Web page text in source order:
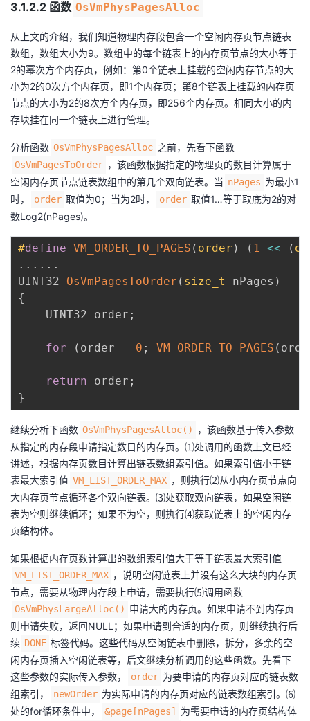
3.1.2.2 函数 OsVmPhysPagesAlloc
从上文的介绍，我们知道物理内存段包含一个空闲内存页节点链表
数组，数组大小为9。数组中的每个链表上的内存页节点的大小等于
2的幂次方个内存页，例如：第0个链表上挂载的空闲内存节点的大
小为2的0次方个内存页，即1个内存页；第8个链表上挂载的内存页
节点的大小为2的8次方个内存页，即256个内存页。相同大小的内
存块挂在同一个链表上进行管理。
分析函数 OsVmPhysPagesAlloc 之前，先看下函数
OsVmPagesToOrder ，该函数根据指定的物理页的数目计算属于
空闲内存页节点链表数组中的第几个双向链表。当 nPages 为最小1
时，
order 取值为0；当为2时， order 取值1…等于取底为2的对
数Log2(nPages)。
#define VM_ORDER_TO_PAGES ( order ) ( 1 << (
. . . . . .
UINT32 OsVmPagesToOrder ( size_t nPages )
{
    UINT32 order
;
for ( order = 0 ; VM_ORDER_TO_PAGES (
return order ;
}
继续分析下函数 OsVmPhysPagesAlloc()
，该函数基于传入参数
从指定的内存段申请指定数目的内存页。⑴处调用的函数上文已经
讲述，根据内存页数目计算出链表数组索引值。如果索引值小于链
表最大索引值 VM_LIST_ORDER_MAX ，则执行⑵从小内存页节点向
大内存页节点循环各个双向链表。⑶处获取双向链表，如果空闲链
表为空则继续循环；如果不为空，则执行⑷获取链表上的空闲内存
页结构体。
如果根据内存页数计算出的数组索引值大于等于链表最大索引值
VM_LIST_ORDER_MAX ，说明空闲链表上并没有这么大块的内存页
节点，需要从物理内存段上申请，需要执行⑸调用函数
OsVmPhysLargeAlloc() 申请大的内存页。如果申请不到内存页
则申请失败，返回NULL；如果申请到合适的内存页，则继续执行后
续 DONE 标签代码。这些代码从空闲链表中删除，拆分，多余的空
闲内存页插入空闲链表等，后文继续分析调用的这些函数。先看下
这些参数的实际传入参数，
order 为要申请的内存页对应的链表数
组索引，
newOrder 为实际申请的内存页对应的链表数组索引。⑹
处的for循环条件中，
&page[nPages]
为需要申请的内存页结构体